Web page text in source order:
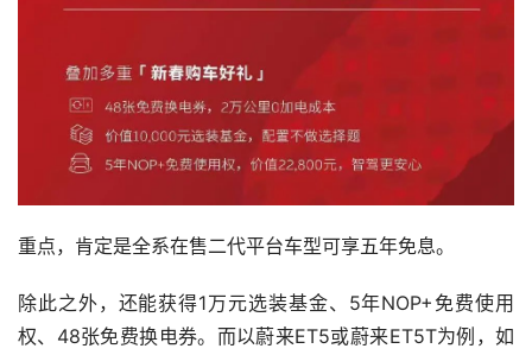
重点，肯定是全系在售二代平台车型可享五年免息。
除此之外，还能获得1万元选装基金、5年NOP+免费使用
权、48张免费换电券。而以蔚来ET5或蔚来ET5T为例，如